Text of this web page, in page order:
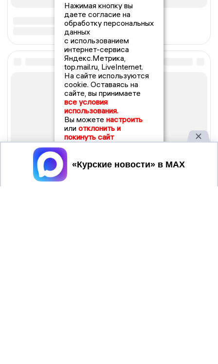
Нажимая кнопку вы
даете согласие на
обработку персональных
данных
с использованием
интернет-сервиса
Яндекс.Метрика,
top.mail.ru, LiveInternet.
На сайте используются
cookie. Оставаясь на
сайте, вы принимаете
все условия
использования.
Вы можете настроить
или отклонить и
покинуть сайт
Принять